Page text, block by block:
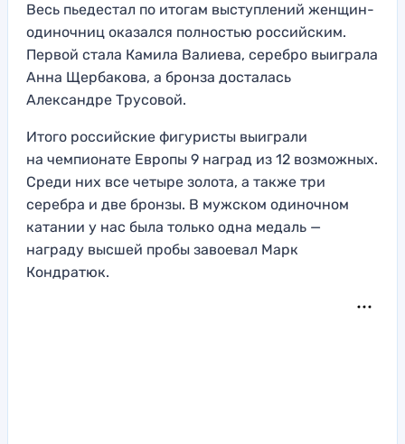
Весь пьедестал по итогам выступлений женщин-
одиночниц оказался полностью российским.
Первой стала Камила Валиева, серебро выиграла
Анна Щербакова, а бронза досталась
Александре Трусовой.
Итого российские фигуристы выиграли
на чемпионате Европы 9 наград из 12 возможных.
Среди них все четыре золота, а также три
серебра и две бронзы. В мужском одиночном
катании у нас была только одна медаль —
награду высшей пробы завоевал Марк
Кондратюк.